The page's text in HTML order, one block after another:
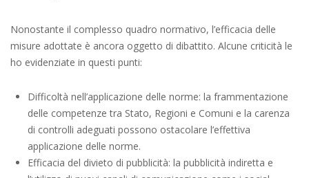
Nonostante il complesso quadro normativo, l’efficacia delle
misure adottate è ancora oggetto di dibattito. Alcune criticità le
ho evidenziate in questi punti:
Difficoltà nell’applicazione delle norme: la frammentazione
delle competenze tra Stato, Regioni e Comuni e la carenza
di controlli adeguati possono ostacolare l’effettiva
applicazione delle norme.
Efficacia del divieto di pubblicità: la pubblicità indiretta e